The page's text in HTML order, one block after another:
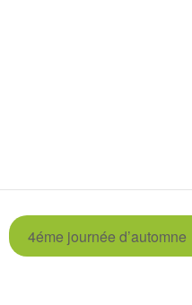
4éme journée d’automne